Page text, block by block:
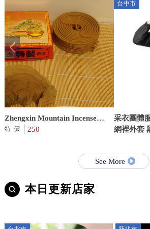
Zhengxin Mountain Incense
Sticks (Standard Version,
特價 250
台中市
采衣團體
台中團體
網裡外套
See More
本日更新店家